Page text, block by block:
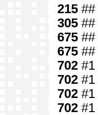
215 ##
305 ##
675 ##
675 ##
702 #1
702 #1
702 #1
702 #1